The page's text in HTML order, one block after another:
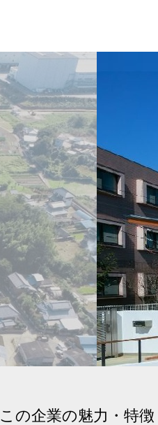
この企業の魅力・特徴